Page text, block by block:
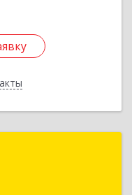
Лермонтов г,